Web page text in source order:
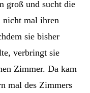
groß und sucht die
nicht mal ihren
sie bisher
verbringt sie
Zimmer. Da kam
mal des Zimmers